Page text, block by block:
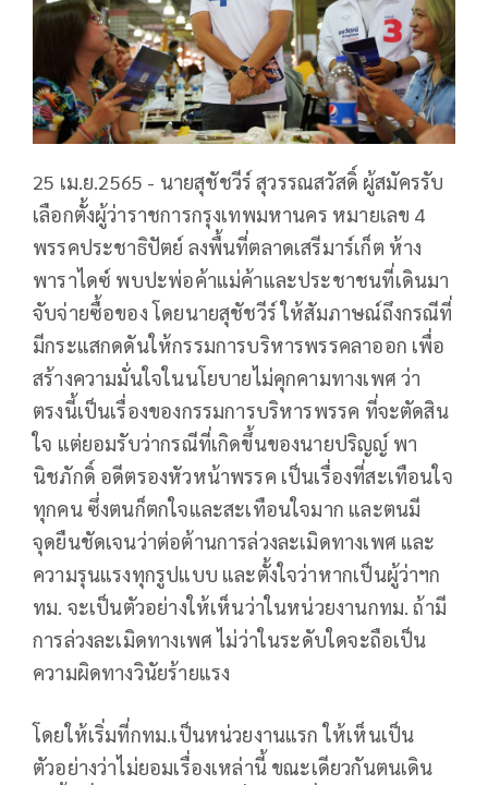
25 เม.ย.2565 - นายสุชัชวีร์ สุวรรณสวัสดิ์ ผู้สมัครรับ
เลือกตั้งผู้ว่าราชการกรุงเทพมหานคร หมายเลข 4
พรรคประชาธิปัตย์ ลงพื้นที่ตลาดเสรีมาร์เก็ต ห้าง
พาราไดซ์ พบปะพ่อค้าแม่ค้าและประชาชนที่เดินมา
จับจ่ายซื้อของ โดยนายสุชัชวีร์ ให้สัมภาษณ์ถึงกรณีที่
มีกระแสกดดันให้กรรมการบริหารพรรคลาออก เพื่อ
สร้างความมั่นใจในนโยบายไม่คุกคามทางเพศ ว่า
ตรงนี้เป็นเรื่องของกรรมการบริหารพรรค ที่จะตัดสิน
ใจ แต่ยอมรับว่ากรณีที่เกิดขึ้นของนายปริญญ์ พา
นิชภักดิ์ อดีตรองหัวหน้าพรรค เป็นเรื่องที่สะเทือนใจ
ทุกคน ซึ่งตนก็ตกใจและสะเทือนใจมาก และตนมี
จุดยืนชัดเจนว่าต่อต้านการล่วงละเมิดทางเพศ และ
ความรุนแรงทุกรูปแบบ และตั้งใจว่าหากเป็นผู้ว่าฯก
ทม. จะเป็นตัวอย่างให้เห็นว่าในหน่วยงานกทม. ถ้ามี
การล่วงละเมิดทางเพศ ไม่ว่าในระดับใดจะถือเป็น
ความผิดทางวินัยร้ายแรง
โดยให้เริ่มที่กทม.เป็นหน่วยงานแรก ให้เห็นเป็น
ตัวอย่างว่าไม่ยอมเรื่องเหล่านี้ ขณะเดียวกันตนเดิน